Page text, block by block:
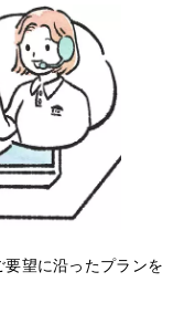
望に沿ったプランを